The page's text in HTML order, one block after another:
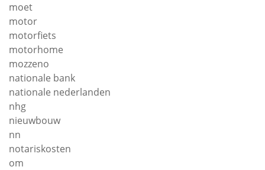
moet
motor
motorfiets
motorhome
mozzeno
nationale bank
nationale nederlanden
nhg
nieuwbouw
nn
notariskosten
om